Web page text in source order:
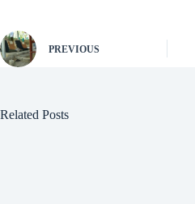
PREVIOUS
Related Posts